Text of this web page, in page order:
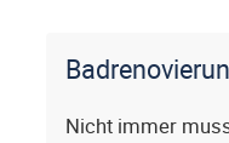
Nicht immer